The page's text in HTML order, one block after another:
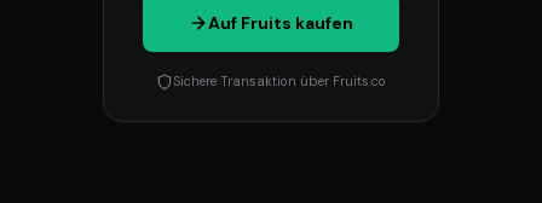
Auf Fruits kaufen
Sichere Transaktion über Fruits.co